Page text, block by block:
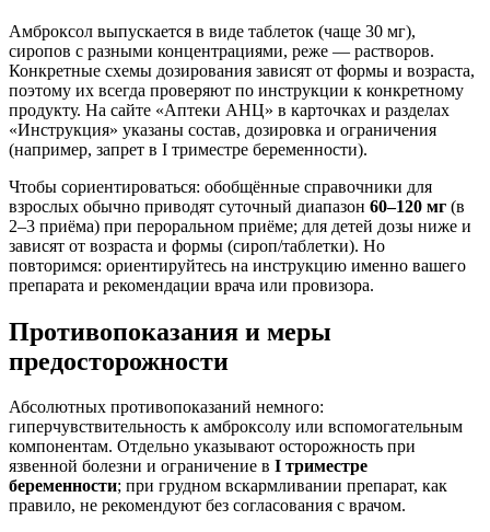
Амброксол выпускается в виде таблеток (чаще 30 мг),
сиропов с разными концентрациями, реже — растворов.
Конкретные схемы дозирования зависят от формы и возраста,
поэтому их всегда проверяют по инструкции к конкретному
продукту. На сайте «Аптеки АНЦ» в карточках и разделах
«Инструкция» указаны состав, дозировка и ограничения
(например, запрет в I триместре беременности).
Чтобы сориентироваться: обобщённые справочники для
взрослых обычно приводят суточный диапазон 60–120 мг (в
2–3 приёма) при пероральном приёме; для детей дозы ниже и
зависят от возраста и формы (сироп/таблетки). Но
повторимся: ориентируйтесь на инструкцию именно вашего
препарата и рекомендации врача или провизора.
Противопоказания и меры
предосторожности
Абсолютных противопоказаний немного:
гиперчувствительность к амброксолу или вспомогательным
компонентам. Отдельно указывают осторожность при
язвенной болезни и ограничение в I триместре
беременности; при грудном вскармливании препарат, как
правило, не рекомендуют без согласования с врачом.